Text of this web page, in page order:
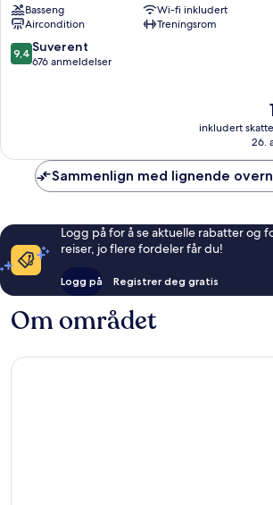
Florence
Belfiore
Santa
Maria
Basseng
Wi-fi inkludert
Aircondition
Treningsrom
9.4
av
9,4 Suverent
676 anmeldelser
inkludert
26.
Sammenlign med lignende
Logg på for å se aktuelle rabatter og
reiser, jo flere fordeler får du!
Logg på Registrer deg gratis
Om området